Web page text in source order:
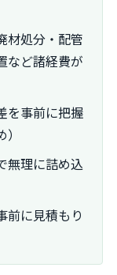
材処分・配管
など諸経費が
を事前に把握
無理に詰め込
前に見積もり